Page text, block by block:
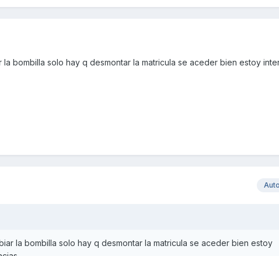
la bombilla solo hay q desmontar la matricula se aceder bien estoy
la bombilla solo hay q desmontar la matricula se aceder bien estoy